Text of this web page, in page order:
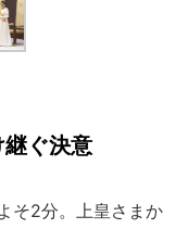
ぐ決意
そ2分。上皇さまか